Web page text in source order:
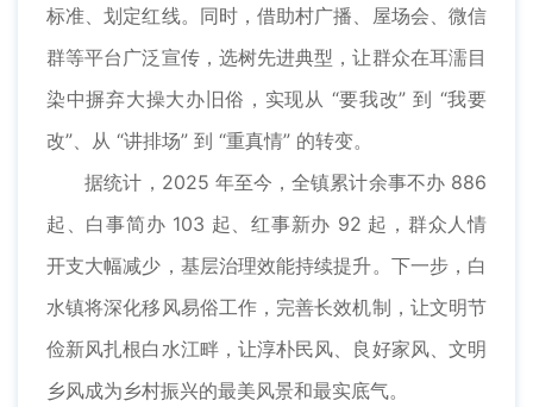
标准、划定红线。同时，借助村广播、屋场会、微信
群等平台广泛宣传，选树先进典型，让群众在耳濡目
染中摒弃大操大办旧俗，实现从 “要我改” 到 “我要
改”、从 “讲排场” 到 “重真情” 的转变。
据统计，2025 年至今，全镇累计余事不办 886
起、白事简办 103 起、红事新办 92 起，群众人情
开支大幅减少，基层治理效能持续提升。下一步，白
水镇将深化移风易俗工作，完善长效机制，让文明节
俭新风扎根白水江畔，让淳朴民风、良好家风、文明
乡风成为乡村振兴的最美风景和最实底气。